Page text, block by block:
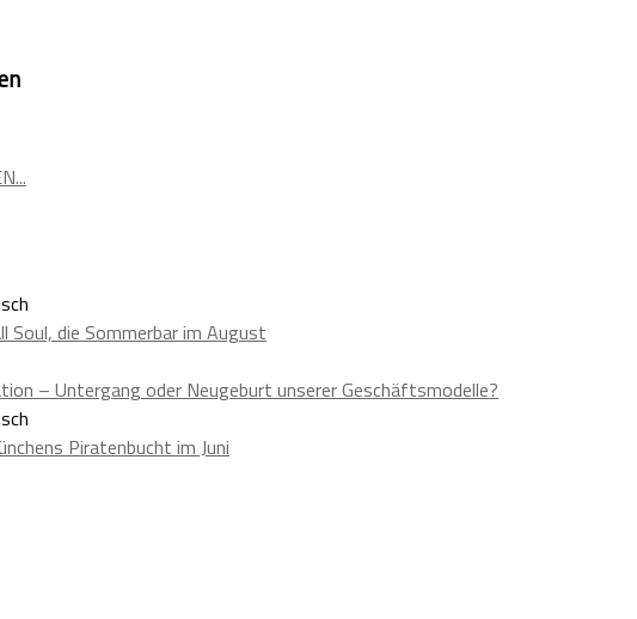
Soul, die Sommerbar im August
– Untergang oder Neugeburt unserer Geschäftsmodelle?
Piratenbucht im Juni